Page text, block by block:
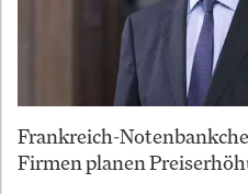
Frankreich-
Firmen planen